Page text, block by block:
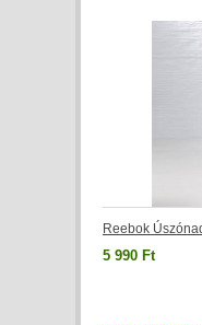
Reebok
5 990 Ft